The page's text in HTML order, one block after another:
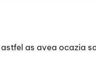
as avea ocazia